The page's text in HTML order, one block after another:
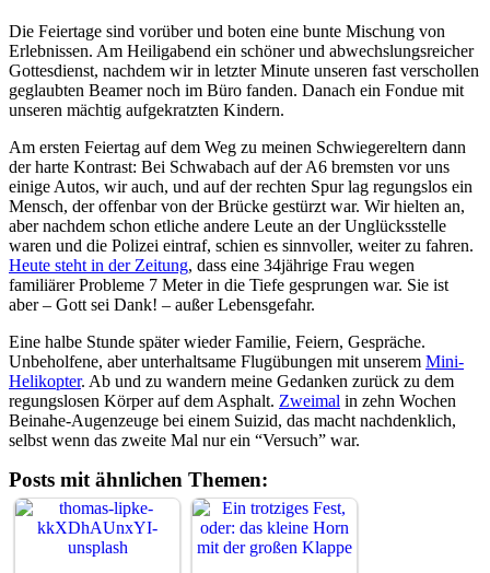
Die Feiertage sind vorüber und boten eine bunte Mischung von
Erlebnissen. Am Heiligabend ein schöner und abwechslungsreicher
Gottesdienst, nachdem wir in letzter Minute unseren fast verschollen
geglaubten Beamer noch im Büro fanden. Danach ein Fondue mit
unseren mächtig aufgekratzten Kindern.
Am ersten Feiertag auf dem Weg zu meinen Schwiegereltern dann
der harte Kontrast: Bei Schwabach auf der A6 bremsten vor uns
einige Autos, wir auch, und auf der rechten Spur lag regungslos ein
Mensch, der offenbar von der Brücke gestürzt war. Wir hielten an,
aber nachdem schon etliche andere Leute an der Unglücksstelle
waren und die Polizei eintraf, schien es sinnvoller, weiter zu fahren.
Heute steht in der Zeitung, dass eine 34jährige Frau wegen
familiärer Probleme 7 Meter in die Tiefe gesprungen war. Sie ist
aber – Gott sei Dank! – außer Lebensgefahr.
Eine halbe Stunde später wieder Familie, Feiern, Gespräche.
Unbeholfene, aber unterhaltsame Flugübungen mit unserem Mini-
Helikopter. Ab und zu wandern meine Gedanken zurück zu dem
regungslosen Körper auf dem Asphalt. Zweimal in zehn Wochen
Beinahe-Augenzeuge bei einem Suizid, das macht nachdenklich,
selbst wenn das zweite Mal nur ein “Versuch” war.
Posts mit ähnlichen Themen: